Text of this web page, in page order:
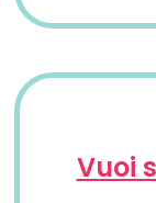
Vuoi